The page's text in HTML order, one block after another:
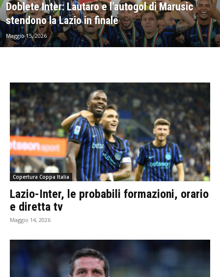
Doblete Inter: Lautaro e l’autogol di Marusic
stendono la Lazio in finale
Maggio 15, 2026
Copertura Coppa Italia
Lazio-Inter, le probabili formazioni, orario
e diretta tv
Maggio 14, 2026